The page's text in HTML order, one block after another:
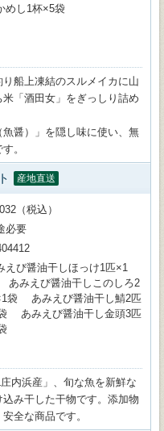
めし1杯×5袋
船上凍結のスルメイカに山
「酒田女」をぎっしり詰め
醤）」を隠し味に使い、無
。
産地直送
（税込）
必要
えび醤油干しほっけ1匹×1
みえび醤油干しこのしろ2
袋 あみえび醤油干し鯖2匹
あみえび醤油干し金頭3匹
内浜産」、旬な魚を新鮮な
み干した干物です。添加物
全な商品です。